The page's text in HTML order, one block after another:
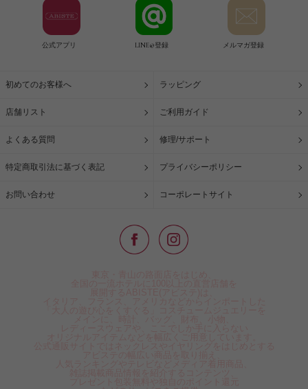
公式アプリ LINE@登録 メルマガ登録
初めてのお客様へ ラッピング
店舗リスト ご利用ガイド
よくある質問 修理/サポート
特定商取引法に基づく表記 プライバシーポリシー
お問い合わせ コーポレートサイト